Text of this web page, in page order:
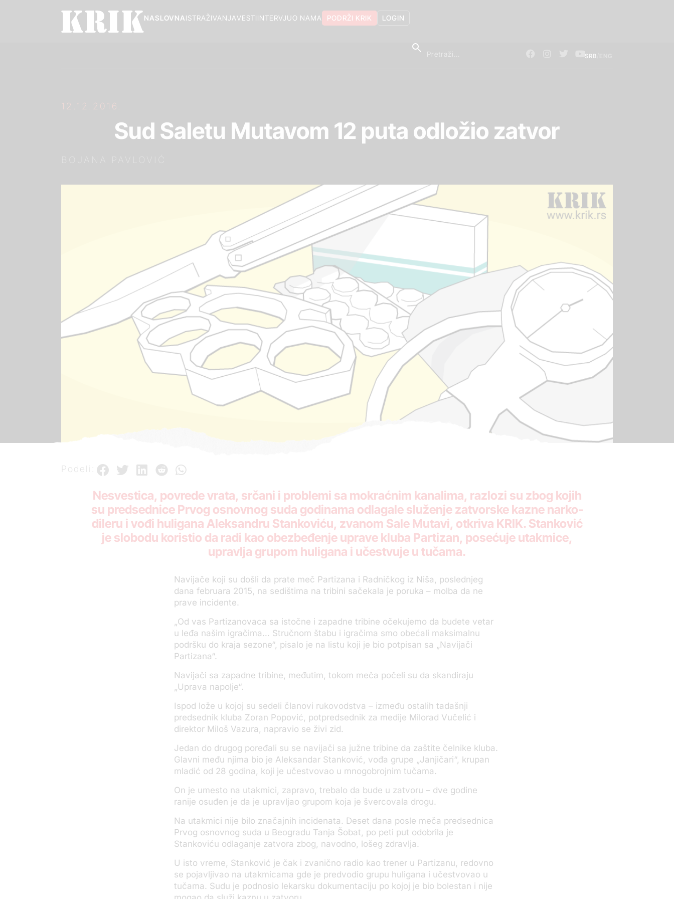
LOGIN
PODRŽI KRIK
O NAMA
INTERVJU
VESTI
ISTRAŽIVANJA
NASLOVNA
SRB
12.12.2016.
Sud Saletu Mutavom 12 puta odložio zatvor
Podeli:
Nesvestica, povrede vrata, srčani i problemi sa mokraćnim kanalima, razlozi su zbog kojih
su predsednice Prvog osnovnog suda godinama odlagale služenje zatvorske kazne narko-
dileru i vođi huligana Aleksandru Stankoviću, zvanom Sale Mutavi, otkriva KRIK. Stanković
je slobodu koristio da radi kao obezbeđenje uprave kluba Partizan, posećuje utakmice,
upravlja grupom huligana i učestvuje u tučama.
Navijače koji su došli da prate meč Partizana i Radničkog iz Niša, poslednjeg
dana februara 2015, na sedištima na tribini sačekala je poruka – molba da ne
prave incidente.
Od vas Partizanovaca sa istočne i zapadne tribine očekujemo da budete vetar
u leđa našim igračima… Stručnom štabu i igračima smo obećali maksimalnu
podršku do kraja sezone“, pisalo je na listu koji je bio potpisan sa „Navijači
Partizana“.
Navijači sa zapadne tribine, međutim, tokom meča počeli su da skandiraju
„Uprava napolje“.
Ispod lože u kojoj su sedeli članovi rukovodstva – između ostalih tadašnji
predsednik kluba Zoran Popović, potpredsednik za medije Milorad Vučelić i
direktor Miloš Vazura, napravio se živi zid.
Jedan do drugog poređali su se navijači sa južne tribine da zaštite čelnike kluba.
Glavni među njima bio je Aleksandar Stanković, vođa grupe „Janjičari“, krupan
mladić od 28 godina, koji je učestvovao u mnogobrojnim tučama.
On je umesto na utakmici, zapravo, trebalo da bude u zatvoru – dve godine
ranije osuđen je da je upravljao grupom koja je švercovala drogu.
Na utakmici nije bilo značajnih incidenata. Deset dana posle meča predsednica
Prvog osnovnog suda u Beogradu Tanja Šobat, po peti put odobrila je
Stankoviću odlaganje zatvora zbog, navodno, lošeg zdravlja.
U isto vreme, Stanković je čak i zvanično radio kao trener u Partizanu, redovno
se pojavljivao na utakmicama gde je predvodio grupu huligana i učestvovao u
tučama. Sudu je podnosio lekarsku dokumentaciju po kojoj je bio bolestan i nije